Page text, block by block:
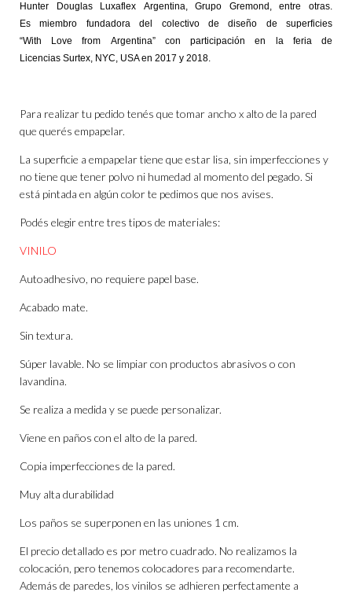
Hunter Douglas
Luxaflex Argentina, Grupo Gremond , entre otras.
Esmiembro fundadoradel colectivo de diseño de superficies
“With Love from Argentina” con participación en la feria de
Licencias Surtex, NYC, USA en 2017 y 2018.
Para realizar tu pedido tenés que tomar ancho x alto de la pared
que querés empapelar.
La superficie a empapelar tiene que estar lisa, sin imperfecciones y
no tiene que tener polvo ni humedad al momento del pegado. Si
está pintada en algún color te pedimos que nos avises.
Podés elegir entre tres tipos de materiales:
VINILO
Autoadhesivo, no requiere papel base.
Acabado mate.
Sin textura.
Súper lavable. No se limpiar con productos abrasivos o con
lavandina.
Se realiza a medida y se puede personalizar.
Viene en paños con el alto de la pared.
Copia imperfecciones de la pared.
Muy alta durabilidad
Los paños se superponen en las uniones 1 cm.
El precio detallado es por metro cuadrado. No realizamos la
colocación, pero tenemos colocadores para recomendarte.
Además de paredes, los vinilos se adhieren perfectamente a